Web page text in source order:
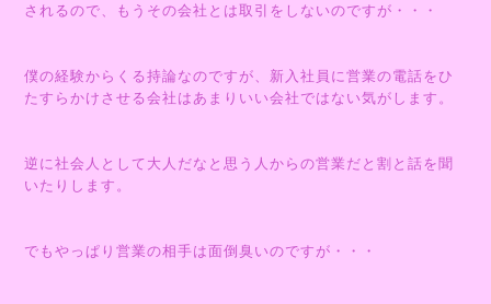
されるので、もうその会社とは取引をしないのですが・・・
僕の経験からくる持論なのですが、新入社員に営業の電話をひ
たすらかけさせる会社はあまりいい会社ではない気がします。
逆に社会人として大人だなと思う人からの営業だと割と話を聞
いたりします。
でもやっぱり営業の相手は面倒臭いのですが・・・